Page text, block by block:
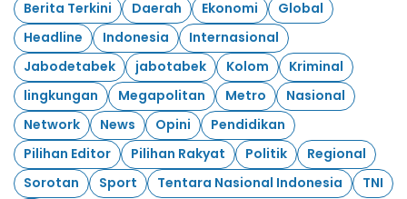
Berita Terkini Daerah Ekonomi
Global
Headline
Indonesia
Internasional
Jabodetabek
jabotabek Kolom
Kriminal
lingkungan
Megapolitan Metro
Nasional
Network
News Opini
Pendidikan
Pilihan Editor
Pilihan Rakyat Politik
Regional
Sorotan
Sport Tentara Nasional Indonesia
TNI